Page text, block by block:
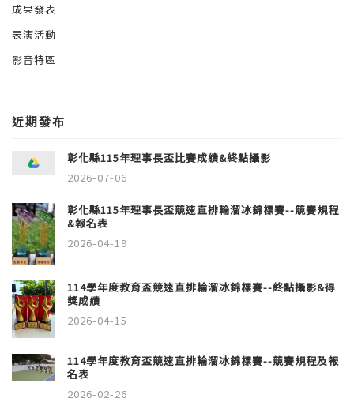
成果發表
表演活動
影音特區
近期發布
彰化縣115年理事長盃比賽成績&終點攝影
2026-07-06
彰化縣115年理事長盃競速直排輪溜冰錦標賽--競賽規程
&報名表
2026-04-19
114學年度教育盃競速直排輪溜冰錦標賽--終點攝影&得
獎成績
2026-04-15
114學年度教育盃競速直排輪溜冰錦標賽--競賽規程及報
名表
2026-02-26